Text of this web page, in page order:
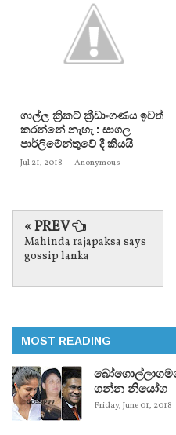
ගාල්ල ක්‍රිකට් ක්‍රීඩාංගණය ඉවත්
කරන්නේ නැහැ : සාගල
පාර්ලිමේන්තුවේ දී කියයි
Jul 21, 2018 - Anonymous
« PREV
Mahinda rajapaksa says
gossip lanka
MOST READING
ගන්න නියෝග
Friday, June 01, 2018